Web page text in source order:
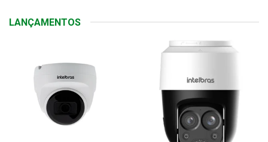
LANÇAMENTOS